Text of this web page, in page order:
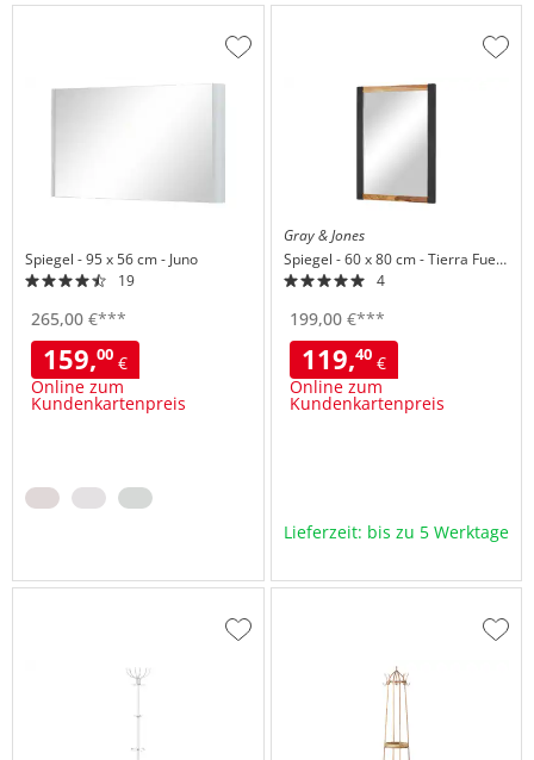
Spiegel 95 x 56 cm
Juno
19
265,00 €***
159,00 €
Online zum
Kundenkartenpreis
Zur
Gray & Jones
Spiegel
60 x 80 cm Tierra Fuego
4
199,00€***
119,40€
Online zum
Kundenkartenpreis
Zur
Lieferzeit: bis zu 5 Werktage
Zur
Zur